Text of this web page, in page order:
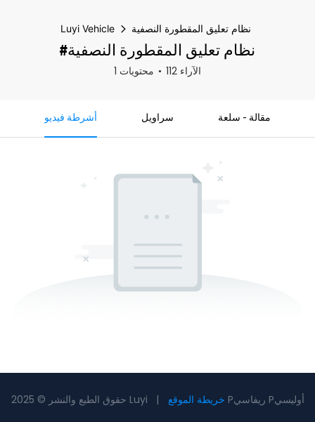
Luyi Vehicle نظام تعليق المقطورة النصفية
#نظام تعليق المقطورة النصفية
1 محتويات 112 الآراء
أشرطة فيديو سراويل مقالة - سلعة
حقوق الطبع والنشر © 2025 Luyi | Pريفاسي Pأوليسي